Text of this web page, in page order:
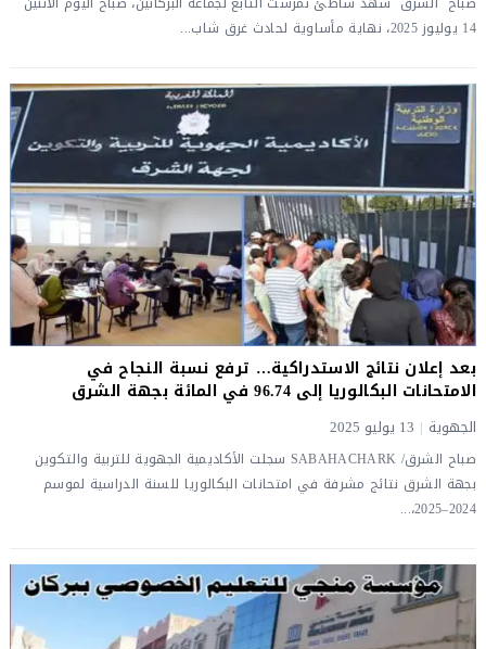
14 يوليوز 2025، نهاية مأساوية لحادث غرق شاب...
بعد إعلان نتائج الاستدراكية… ترفع نسبة النجاح في
الامتحانات البكالوريا إلى 96.74 في المائة بجهة الشرق
الجهوية 13 يوليو 2025
صباح الشرق/ SABAHACHARK سجلت الأكاديمية الجهوية للتربية والتكوين
بجهة الشرق نتائج مشرفة في امتحانات البكالوريا للسنة الدراسية لموسم
2024–2025،...